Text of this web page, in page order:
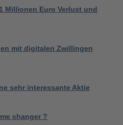
Millionen Euro Verlust und
mit digitalen Zwillingen
sehr interessante Aktie
changer ?